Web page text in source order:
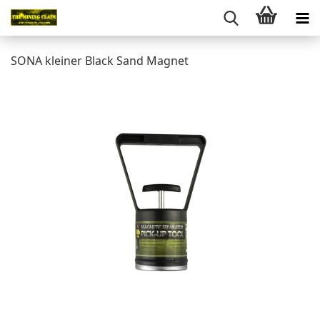
SONA kleiner Black Sand Magnet